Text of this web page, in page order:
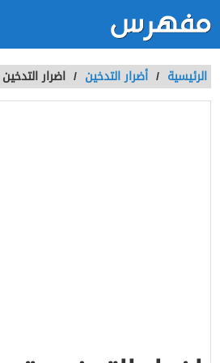
الرئيسية / أضرار التدخين / اضرار